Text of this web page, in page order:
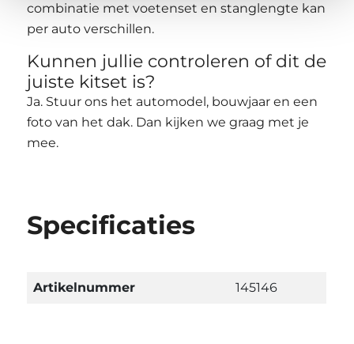
combinatie met voetenset en stanglengte kan
per auto verschillen.
Kunnen jullie controleren of dit de
juiste kitset is?
Ja. Stuur ons het automodel, bouwjaar en een
foto van het dak. Dan kijken we graag met je
mee.
Specificaties
Artikelnummer 145146